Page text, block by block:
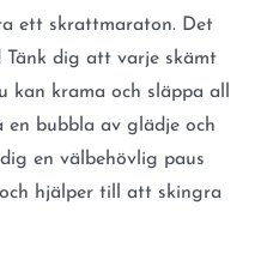
ett skrattmaraton. Det
Tänk dig att varje skämt
kan krama och släppa all
en bubbla av glädje och
en välbehövlig paus
hjälper till att skingra